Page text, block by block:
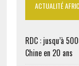
ACTUALITÉ
RDC : jusqu’à
Chine en 20 ans